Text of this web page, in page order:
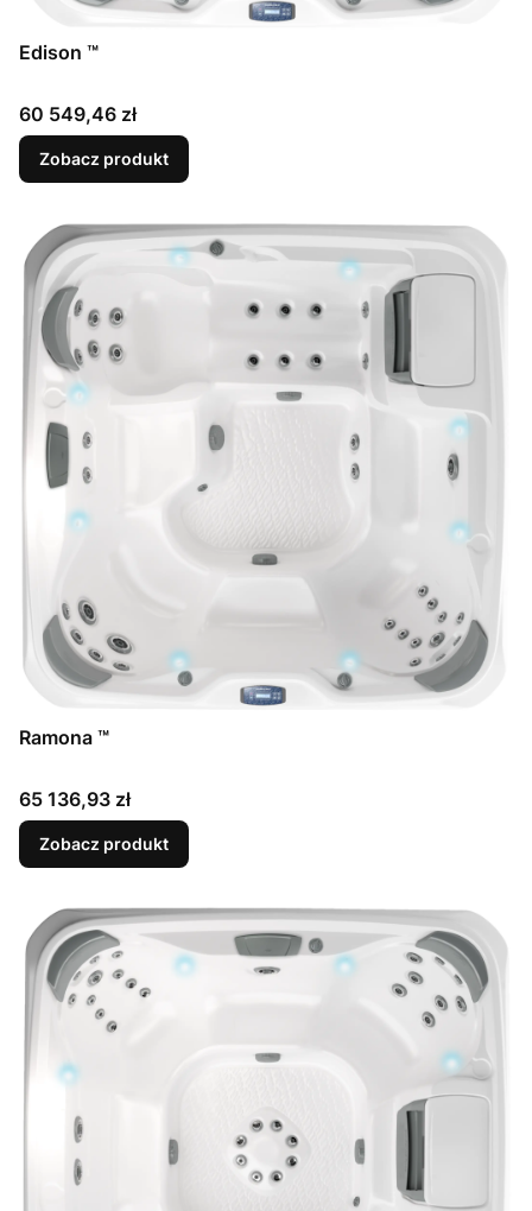
Edison ™
Cena
60 549,46 zł
Zobacz produkt
Ramona ™
Cena
65 136,93 zł
Zobacz produkt